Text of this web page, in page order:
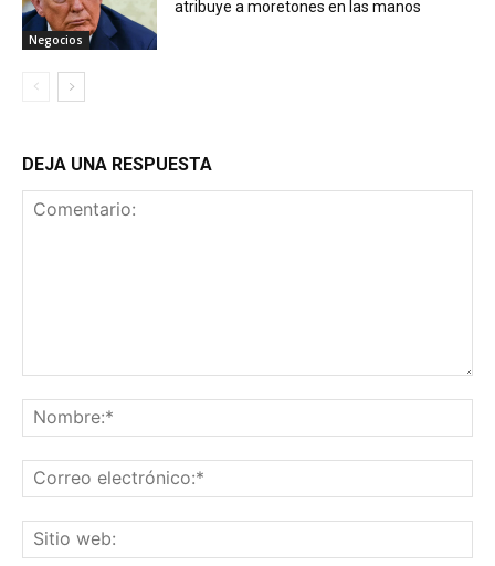
Negocios
atribuye a moretones en las manos
DEJA UNA RESPUESTA